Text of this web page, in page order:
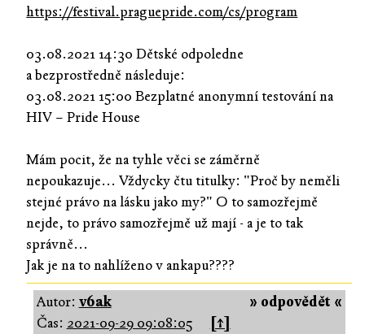
https://festival.praguepride.com/cs/program
03.08.2021 14:30 Dětské odpoledne
a bezprostředně následuje:
03.08.2021 15:00 Bezplatné anonymní testování na
HIV – Pride House
Mám pocit, že na tyhle věci se záměrně
nepoukazuje... Vždycky čtu titulky: "Proč by neměli
stejné právo na lásku jako my?" O to samozřejmě
nejde, to právo samozřejmě už mají - a je to tak
správně...
Jak je na to nahlíženo v ankapu????
» odpovědět «
Autor: v6ak
Čas: 2021-09-29 09:08:05
[↑]